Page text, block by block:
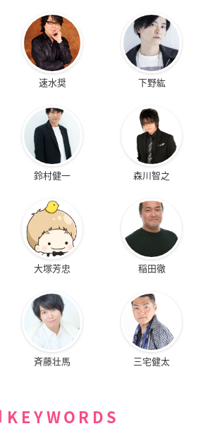
速水奨 下野紘
鈴村健一 森川智之
大塚芳忠 稲田徹
斉藤壮馬 三宅健太
KEYWORDS